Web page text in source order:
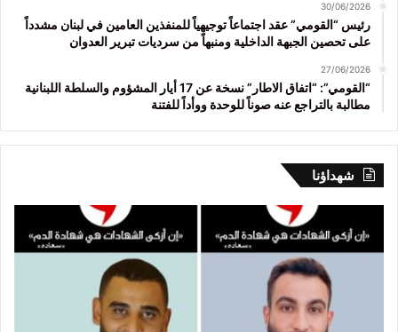
30/06/2026
رئيس “القومي” عقد اجتماعاً توجيهياً للمنفذين العامين في لبنان مشدداً
على تحصين الجبهة الداخلية ومنبهاً من سرديات تبرير العدوان
27/06/2026
“القومي”: “اتفاق الاطار” نسخة عن 17 أيار المشؤوم والسلطة اللبنانية
مطالبة بالتراجع عنه صوناً للوحدة ووأداً للفتنة
شهداؤنا